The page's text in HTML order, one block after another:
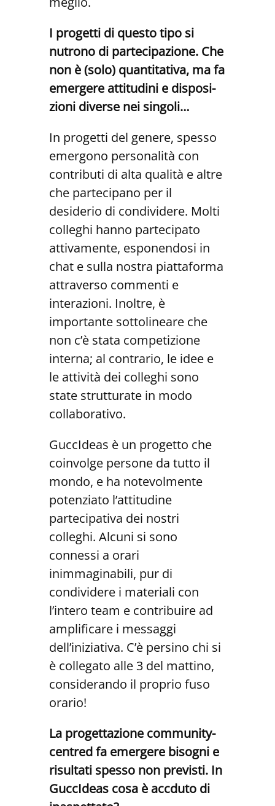
I progetti di questo tipo si
nutrono di partecipazione. Che
non è (solo) quantitativa, ma fa
emergere attitudini e disposi-
zioni diverse nei singoli…
In progetti del genere, spesso
emergono personalità con
contributi di alta qualità e altre
che partecipano per il
desiderio di condividere. Molti
colleghi hanno partecipato
attivamente, esponendosi in
chat e sulla nostra piattaforma
attraverso commenti e
interazioni. Inoltre, è
importante sottolineare che
non c’è stata competizione
interna; al contrario, le idee e
le attività dei colleghi sono
state strutturate in modo
collaborativo.
GuccIdeas è un progetto che
coinvolge persone da tutto il
mondo, e ha notevolmente
potenziato l’attitudine
partecipativa dei nostri
colleghi. Alcuni si sono
connessi a orari
inimmaginabili, pur di
condividere i materiali con
l’intero team e contribuire ad
amplificare i messaggi
dell’iniziativa. C’è persino chi si
è collegato alle 3 del mattino,
considerando il proprio fuso
orario!
La progettazione community-
centred fa emergere bisogni e
risultati spesso non previsti. In
GuccIdeas cosa è accduto di